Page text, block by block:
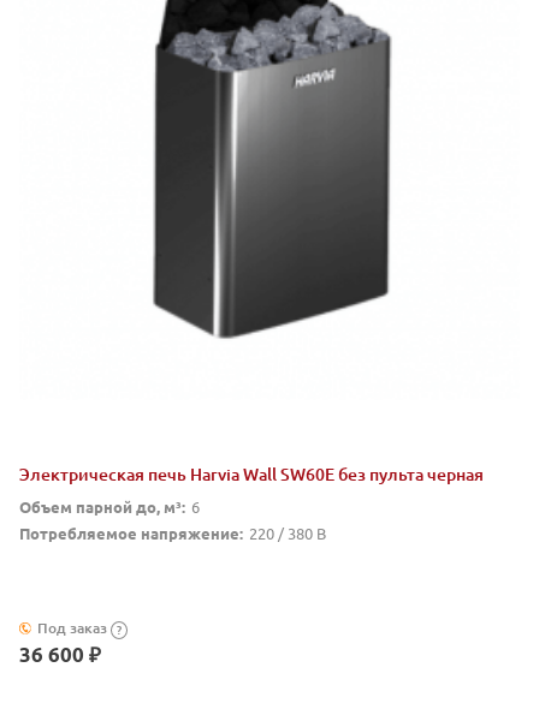
Электрическая печь Harvia Wall SW60E без пульта черная
Объем парной до, м³: 6
Потребляемое напряжение: 220 / 380 В
Под заказ ?
36 600 ₽